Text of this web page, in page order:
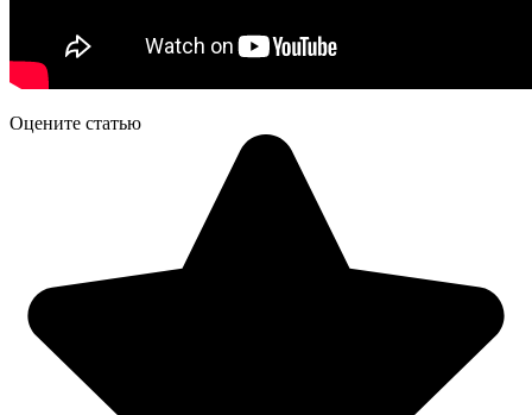
Оцените статью